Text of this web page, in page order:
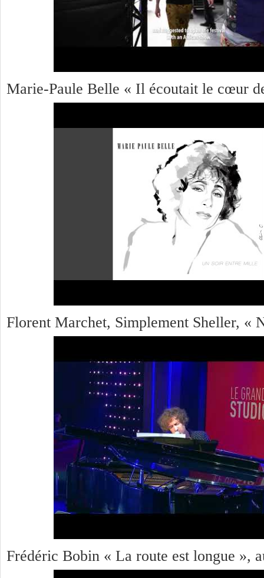
Marie-Paule Belle « Il écoutait le cœur
Florent Marchet, Simplement Sheller, «
Frédéric Bobin « La route est longue »,